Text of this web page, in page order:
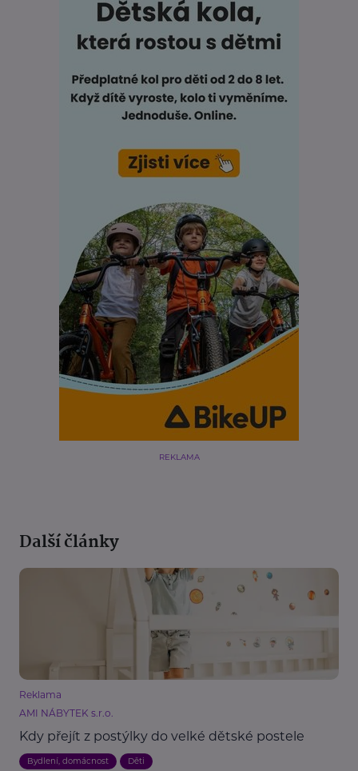
REKLAMA
Další články
Reklama
AMI NÁBYTEK s.r.o.
Kdy přejít z postýlky do velké dětské postele
Bydlení, domácnost Děti